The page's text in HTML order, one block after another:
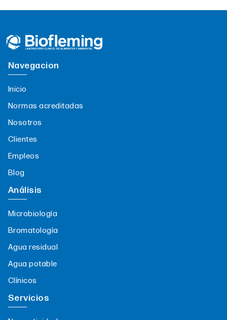
Navegacion
Inicio
Normas acreditadas
Nosotros
Clientes
Empleos
Blog
Análisis
Microbiología
Bromatología
Agua residual
Agua potable
Clínicos
Servicios